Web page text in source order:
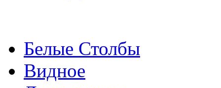
Белые Столбы
Видное